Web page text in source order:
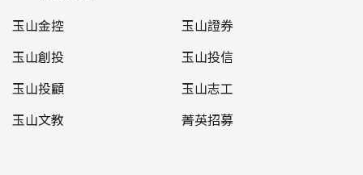
玉山金控
玉山證券
玉山創投
玉山投信
玉山投顧
玉山志工
玉山文教
菁英招募